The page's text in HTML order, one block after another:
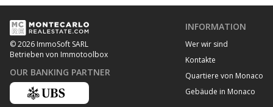
© 2026 ImmoSoft SARL
Betrieben von Immotoolbox
OUR BANKING PARTNER
INFORMATION
Wer wir sind
Kontakte
Quartiere von Monaco
Gebäude in Monaco